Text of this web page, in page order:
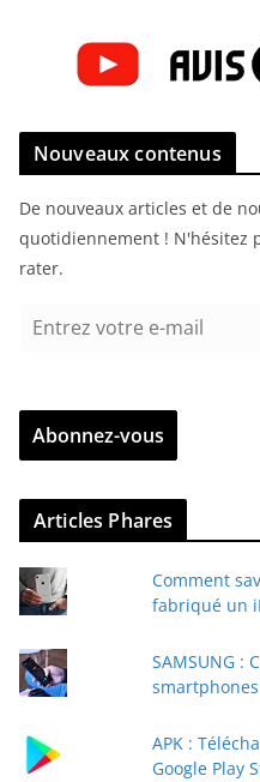
Nouveaux contenus
De nouveaux articles et de
quotidiennement ! N'hésitez
rater.
r
z
v
r
e
e
-
a
Abonnez-vous
Articles Phares
Comment
fabriqué un
SAMSUNG :
APK :
Google Play